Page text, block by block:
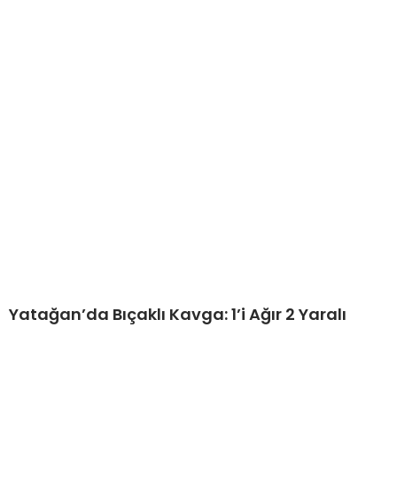
Yatağan’da Bıçaklı Kavga: 1’i Ağır 2 Yaralı